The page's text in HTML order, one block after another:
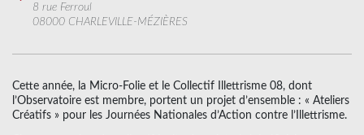
8 rue Ferroul
08000 CHARLEVILLE-MÉZIÈRES
Cette année, la Micro-Folie et le Collectif Illettrisme 08, dont
l’Observatoire est membre, portent un projet d’ensemble : « Ateliers
Créatifs » pour les Journées Nationales d’Action contre l’Illettrisme.